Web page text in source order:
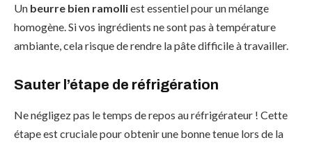
Un beurre bien ramolliest essentiel pour un mélange
homogène. Si vos ingrédients ne sont pas à température
ambiante, cela risque de rendre la pâte difficile à travailler.
Sauter l’étape de réfrigération
Ne négligez pas le temps de repos au réfrigérateur ! Cette
étape est cruciale pour obtenir une bonne tenue lors de la